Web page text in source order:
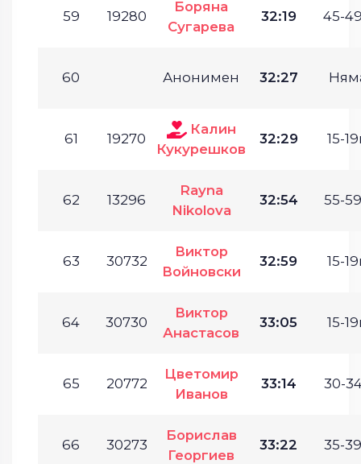
59 19280
Боряна
Сугарева
32:19 45-
60 Анонимен 32:27
61 19270
Калин
Кукурешков
32:29 15-
62 13296
Rayna
Nikolova
32:54 55-
63 30732
Виктор
Войновски
32:59 15-
64 30730
Виктор
Анастасов
33:05 15-
65 20772
Цветомир
Иванов
33:14 30-
66 30273
Борислав
Георгиев
33:22 35-